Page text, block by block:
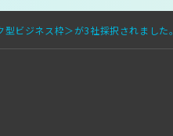
ビジネス枠＞が3社採択されました。